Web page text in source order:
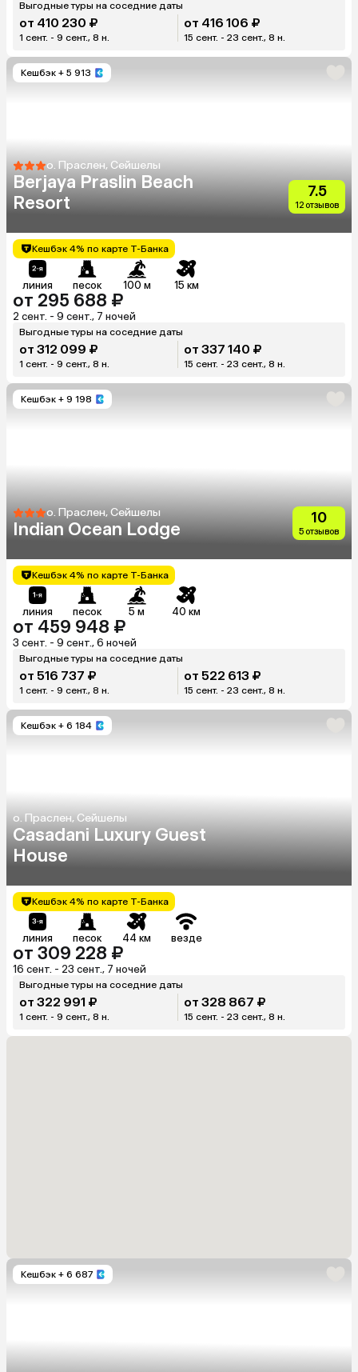
Выгодные туры на соседние даты
от 410 230 ₽
1 сент. - 9 сент., 8 н.
от 416 106 ₽
15 сент. - 23 сент., 8 н.
Кешбэк + 5 913
о. Праслен, Сейшелы
Berjaya Praslin Beach
Resort
7.5
12 отзывов
Кешбэк 4% по карте Т-Банка
линия песок 100 м 15 км
от 295 688 ₽
2 сент. - 9 сент., 7 ночей
Выгодные туры на соседние даты
от 312 099 ₽
1 сент. - 9 сент., 8 н.
от 337 140 ₽
15 сент. - 23 сент., 8 н.
Кешбэк + 9 198
о. Праслен, Сейшелы
Indian Ocean Lodge
10
5 отзывов
Кешбэк 4% по карте Т-Банка
линия песок 5 м 40 км
от 459 948 ₽
3 сент. - 9 сент., 6 ночей
Выгодные туры на соседние даты
от 516 737 ₽
1 сент. - 9 сент., 8 н.
от 522 613 ₽
15 сент. - 23 сент., 8 н.
Кешбэк + 6 184
о. Праслен, Сейшелы
Casadani Luxury Guest
House
Кешбэк 4% по карте Т-Банка
линия песок 44 км везде
от 309 228 ₽
16 сент. - 23 сент., 7 ночей
Выгодные туры на соседние даты
от 322 991 ₽
1 сент. - 9 сент., 8 н.
от 328 867 ₽
15 сент. - 23 сент., 8 н.
Кешбэк + 6 687